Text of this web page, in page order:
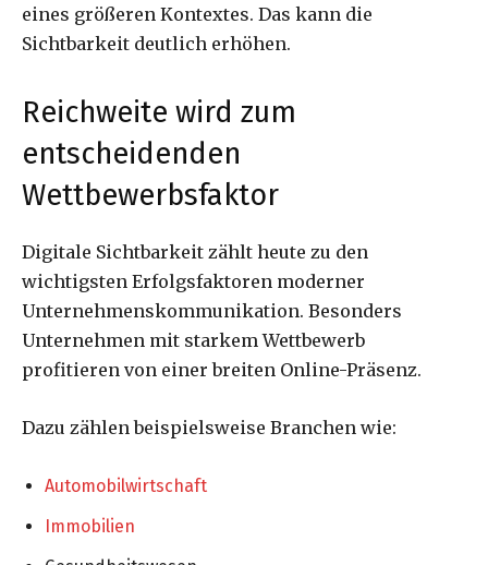
eines größeren Kontextes. Das kann die
Sichtbarkeit deutlich erhöhen.
Reichweite wird zum
entscheidenden
Wettbewerbsfaktor
Digitale Sichtbarkeit zählt heute zu den
wichtigsten Erfolgsfaktoren moderner
Unternehmenskommunikation. Besonders
Unternehmen mit starkem Wettbewerb
profitieren von einer breiten Online-Präsenz.
Dazu zählen beispielsweise Branchen wie:
Automobilwirtschaft
Immobilien